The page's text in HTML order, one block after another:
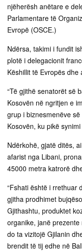
njëherësh anëtare e
Parlamentare të
Evropë (OSCE.)
Ndërsa, takimi i fundit
plotë i delegacionit
Këshillit të Evropës
“Të gjithë senatorët së
Kosovën në ngritjen e
grup i biznesmenëve
Kosovën, ku pikë
Ndërkohë, gjatë ditës,
afarist nga Libani,
45000 metra katrorë
“Fshati është i rrethuar
gjitha prodhimet
Gjithashtu, produktet
organike, janë
do ta vizitojë Gjilanin
brendit të tij edhe në